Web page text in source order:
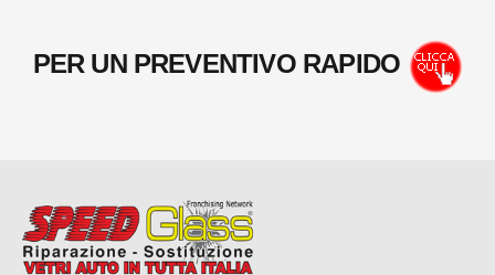
PER UN PREVENTIVO RAPIDO